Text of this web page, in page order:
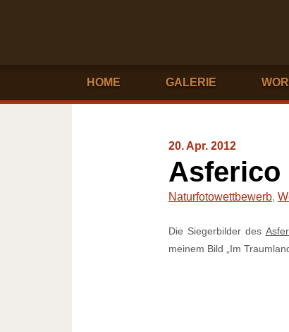
HOME GALERIE
20. Apr. 2012
Asferico
Naturfotowettbewerb,
Die Siegerbilder des
meinem Bild „Im